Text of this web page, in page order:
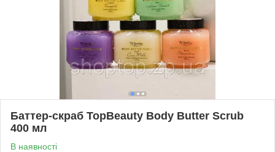
Баттер-скраб TopBeauty Body Butter Scrub
400 мл
В наявності